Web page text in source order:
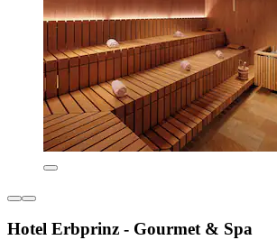
Hotel Erbprinz - Gourmet & Spa